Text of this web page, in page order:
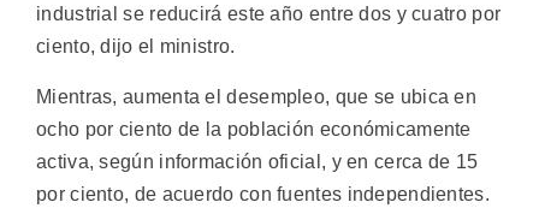
industrial se reducirá este año entre dos y cuatro por
ciento, dijo el ministro.
Mientras, aumenta el desempleo, que se ubica en
ocho por ciento de la población económicamente
activa, según información oficial, y en cerca de 15
por ciento, de acuerdo con fuentes independientes.